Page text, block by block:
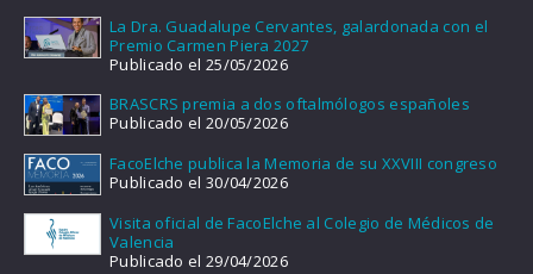
La Dra. Guadalupe Cervantes, galardonada con el
Premio Carmen Piera 2027
Publicado el 25/05/2026
BRASCRS premia a dos oftalmólogos españoles
Publicado el 20/05/2026
FacoElche publica la Memoria de su XXVIII congreso
Publicado el 30/04/2026
Visita oficial de FacoElche al Colegio de Médicos de
Valencia
Publicado el 29/04/2026